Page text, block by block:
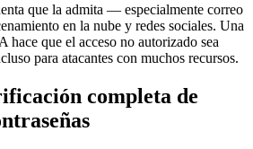
que la admita — especialmente correo
en la nube y redes sociales. Una
hace que el acceso no autorizado sea
para atacantes con muchos recursos.
completa de